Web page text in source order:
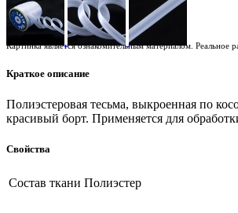
Картинка является ознакомительным материалом.
Краткое описание
Полиэстеровая тесьма, выкроенная по
красивый борт. Применяется для
Свойства
Состав ткани Полиэстер